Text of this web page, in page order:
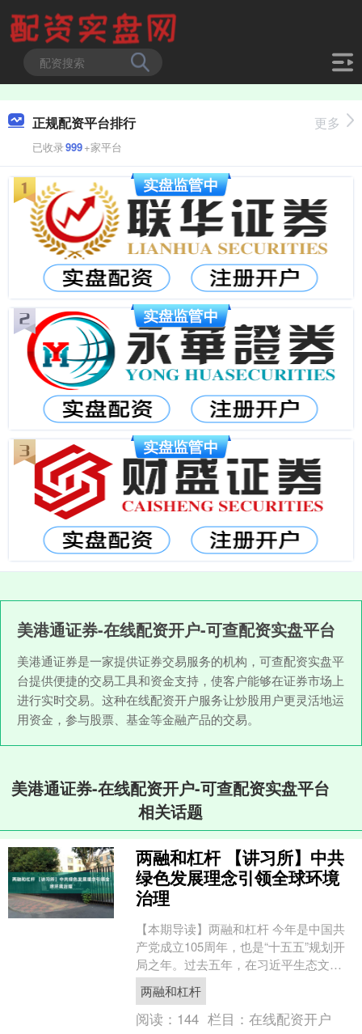
正规配资平台排行
已收录999+家平台
更多
美港通证券-在线配资开户-可查配资实盘平台
美港通证券是一家提供证券交易服务的机构，可查配资实盘平
台提供便捷的交易工具和资金支持，使客户能够在证券市场上
进行实时交易。这种在线配资开户服务让炒股用户更灵活地运
用资金，参与股票、基金等金融产品的交易。
美港通证券-在线配资开户-可查配资实盘平台
相关话题
两融和杠杆 【讲习所】中共
绿色发展理念引领全球环境
治理
【本期导读】两融和杠杆 今年是中国共
产党成立105周年，也是“十五五”规划开
局之年。过去五年，在习近平生态文明
思想科学指引下，中国生态文明建设从
理论到实践都发生....
两融和杠杆
阅读： 144 栏目：在线配资开户